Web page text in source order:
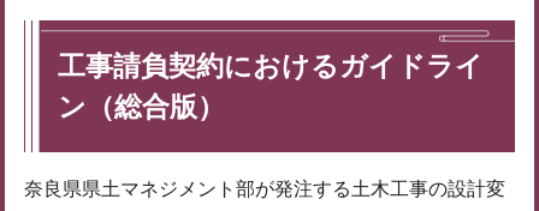
工事請負契約におけるガイドライ
ン（総合版）
奈良県県土マネジメント部が発注する土木工事の設計変